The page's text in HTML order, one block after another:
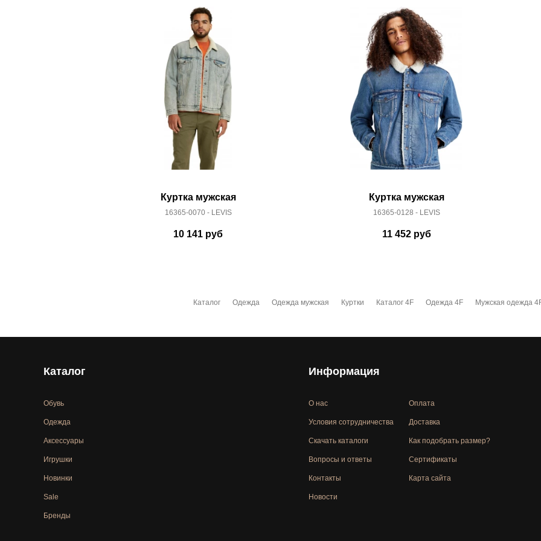
3-4 рабочих дня
Здесь вы можете более детально ознакомиться с условиями доставки
Куртка мужская
16365-0070 - LEVIS
10 141 руб
Куртка мужская
16365-0128 - LEVIS
11 452руб
Каталог Одежда Одежда мужская Куртки Каталог 4F Одежда 4F Мужская одежда
Каталог
Обувь
Одежда
Аксессуары
Игрушки
Новинки
Sale
Бренды
Информация
О нас
Условия сотрудничества
Скачать каталоги
Вопросы и ответы
Контакты
Новости
Оплата
Доставка
Как подобрать размер?
Сертификаты
Карта сайта